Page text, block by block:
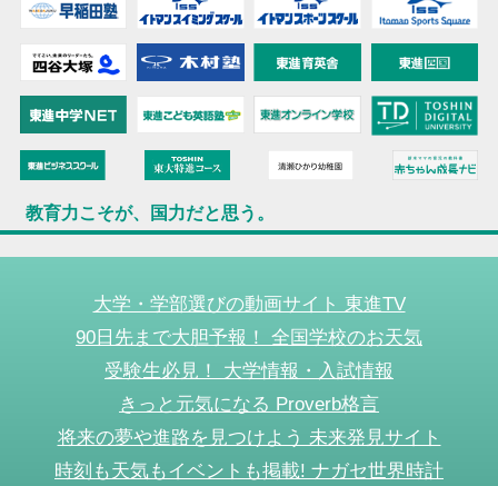
教育力こそが、国力だと思う。
大学・学部選びの動画サイト 東進TV
90日先まで大胆予報！ 全国学校のお天気
受験生必見！ 大学情報・入試情報
きっと元気になる Proverb格言
将来の夢や進路を見つけよう 未来発見サイト
時刻も天気もイベントも掲載! ナガセ世界時計